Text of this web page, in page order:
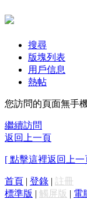
搜尋
版塊列表
用戶信息
熱帖
您訪問的頁面無手
繼續訪問
返回上一頁
[ 點擊這裡返回上一
首頁 | 登錄 | 註冊
標準版 | 觸屏版 | 電